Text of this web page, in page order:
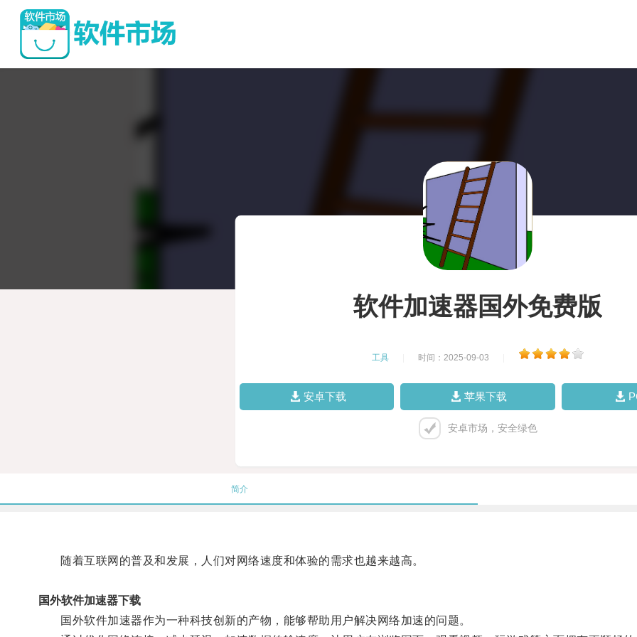
软件加速器国外免费版
工具 时间：2025-09-03
安卓下载 苹果下载
安卓市场，安全绿色
简介
随着互联网的普及和发展，人们对网络速度和体验的需求也越来越高。
国外软件加速器下载
国外软件加速器作为一种科技创新的产物，能够帮助用户解决网络加速的问题。